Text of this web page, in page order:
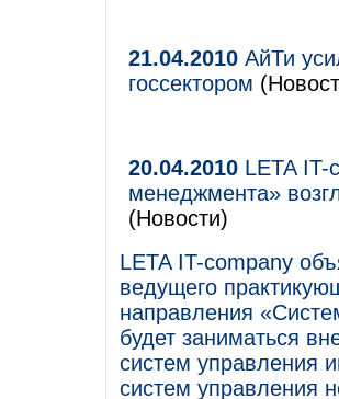
21.04.2010 АйТи
госсектором
20.04.2010 LETA
менеджмента»
(Новости)
LETA IT-company
ведущего
направления
будет заниматься
систем управления
систем управления